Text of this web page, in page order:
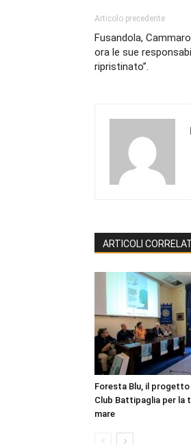
Articolo precedente
Fusandola,
ora le sue
ripristinato”.
ARTICOLI
Foresta Blu, il
Club Battipaglia per la
mare